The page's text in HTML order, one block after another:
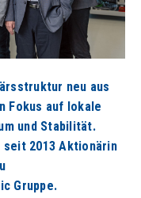
neu aus
Fokus auf lokale
und Stabilität.
2013 Aktionärin
Gruppe.